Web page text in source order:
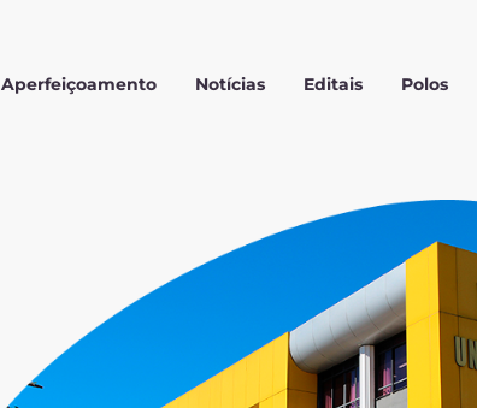
Aperfeiçoamento Notícias Editais Polos